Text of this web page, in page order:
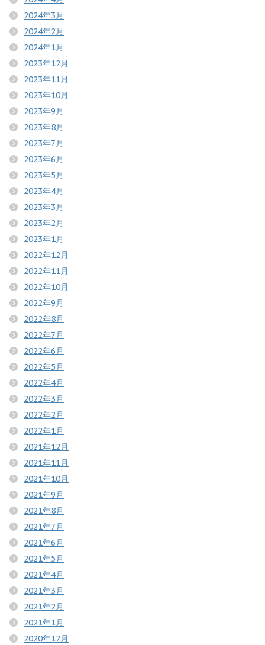
2024年3月
2024年2月
2024年1月
2023年12月
2023年11月
2023年10月
2023年9月
2023年8月
2023年7月
2023年6月
2023年5月
2023年4月
2023年3月
2023年2月
2023年1月
2022年12月
2022年11月
2022年10月
2022年9月
2022年8月
2022年7月
2022年6月
2022年5月
2022年4月
2022年3月
2022年2月
2022年1月
2021年12月
2021年11月
2021年10月
2021年9月
2021年8月
2021年7月
2021年6月
2021年5月
2021年4月
2021年3月
2021年2月
2021年1月
2020年12月